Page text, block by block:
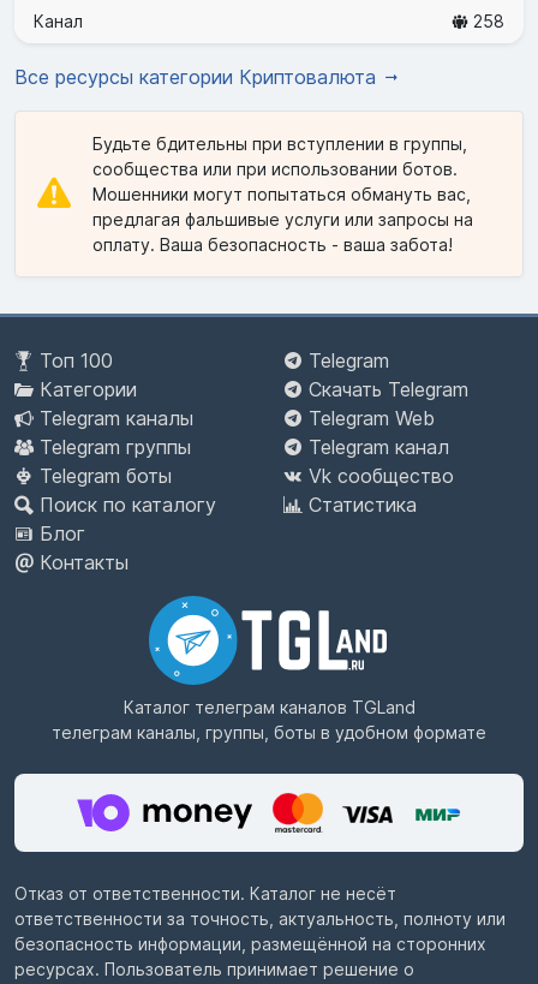
Канал 258
Все ресурсы категории Криптовалюта
Будьте бдительны при вступлении в группы,
сообщества или при использовании ботов.
Мошенники могут попытаться обмануть вас,
предлагая фальшивые услуги или запросы на
оплату. Ваша безопасность - ваша забота!
Топ 100
Категории
Telegram каналы
Telegram группы
Telegram боты
Поиск по каталогу
Блог
Контакты
Telegram
Скачать Telegram
Telegram Web
Telegram канал
Vk сообщество
Статистика
Каталог телеграм каналов TGLand
телеграм каналы, группы, боты в удобном формате
Отказ от ответственности. Каталог не несёт
ответственности за точность, актуальность, полноту или
безопасность информации, размещённой на сторонних
ресурсах. Пользователь принимает решение о